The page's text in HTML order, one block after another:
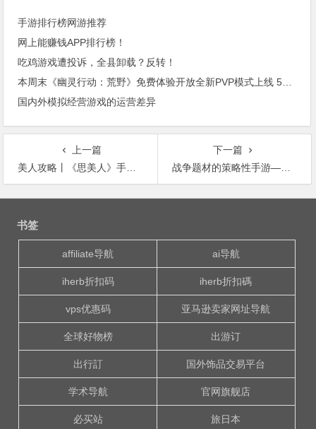
手游排行榜网游推荐
网上能赚钱APP排行榜！
吃鸡游戏遭投诉，全县卸载？反转！
本周末《幽灵行动：荒野》免费体验开放全新PVP模式上线 5折促销同步进行
国内外模拟经营游戏的运营差异
上一篇
美人攻略丨《思美人》手游以文入武 开启“诗中世界”国风战斗
下一篇
战争题材的策略性手游——大帝国征服者
文
书签
affiliate导航 ai导航
iherb折扣码 iherb折扣碼
vps优惠码 亚马逊卖家网址导航
全球好物榜 出游订
出行訂 国外饰品交易平台
学术导航 官网旗舰店
必买站 旅日本